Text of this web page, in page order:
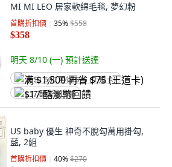
MI MI LEO 居家軟綿毛毯, 夢幻粉
首購折扣價 35%$558
$358
明天 8/10 (一) 預計送達
满 $1,500 再省 $75 (王道卡)
$17 酷澎幣回饋
US baby 優生 神奇不脫勾萬用掛勾,
藍, 2組
首購折扣價 40%$270